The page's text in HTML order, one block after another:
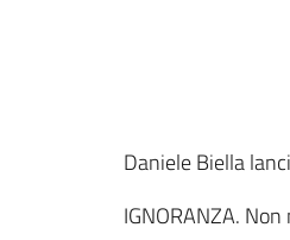
Daniele Biella
IGNORANZA.